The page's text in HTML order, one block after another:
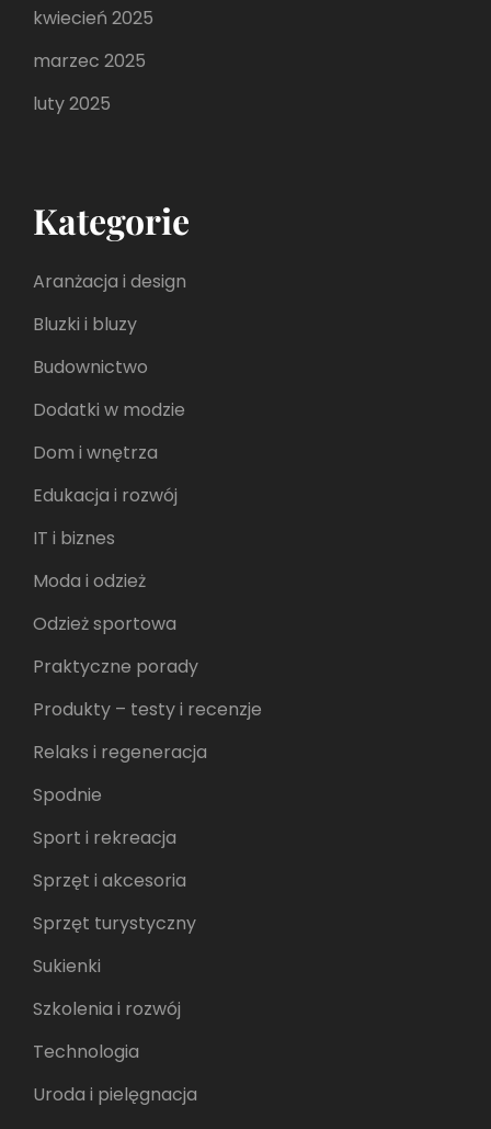
kwiecień 2025
marzec 2025
luty 2025
Kategorie
Aranżacja i design
Bluzki i bluzy
Budownictwo
Dodatki w modzie
Dom i wnętrza
Edukacja i rozwój
IT i biznes
Moda i odzież
Odzież sportowa
Praktyczne porady
Produkty – testy i recenzje
Relaks i regeneracja
Spodnie
Sport i rekreacja
Sprzęt i akcesoria
Sprzęt turystyczny
Sukienki
Szkolenia i rozwój
Technologia
Uroda i pielęgnacja